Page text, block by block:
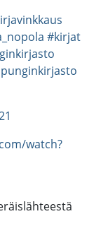
#kirjat
watch?